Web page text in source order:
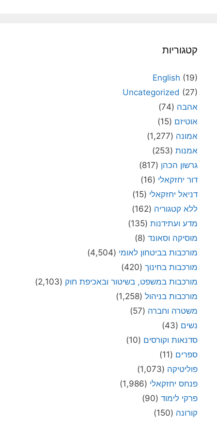
קטגוריות
English (19)
Uncategorized (27)
אהבה (74)
אוטיזם (15)
אמונה (1,277)
אמנות (253)
גרשון הכהן (817)
דור יחזקאלי (16)
דניאל יחזקאלי (15)
ללא קטגוריה (162)
מדע ועתידנות (135)
מוסיקה וסאונד (8)
מורכבות בביטחון לאומי (4,504)
מורכבות בחינוך (420)
מורכבות במשפט, בשיטור ובאכיפת חוק (2,103)
מורכבות בניהול (1,258)
משטרה וחברה (57)
נשים (43)
סדנאות וקורסים (10)
ספרים (11)
פוליטיקה (1,073)
פנחס יחזקאלי (1,986)
פרקי לימוד (90)
קורונה (150)